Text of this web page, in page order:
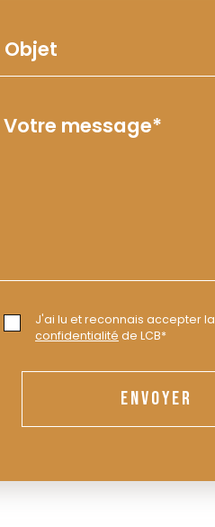
J'ai lu et reconnais accepter la
confidentialité de LCB*
ENVOYER